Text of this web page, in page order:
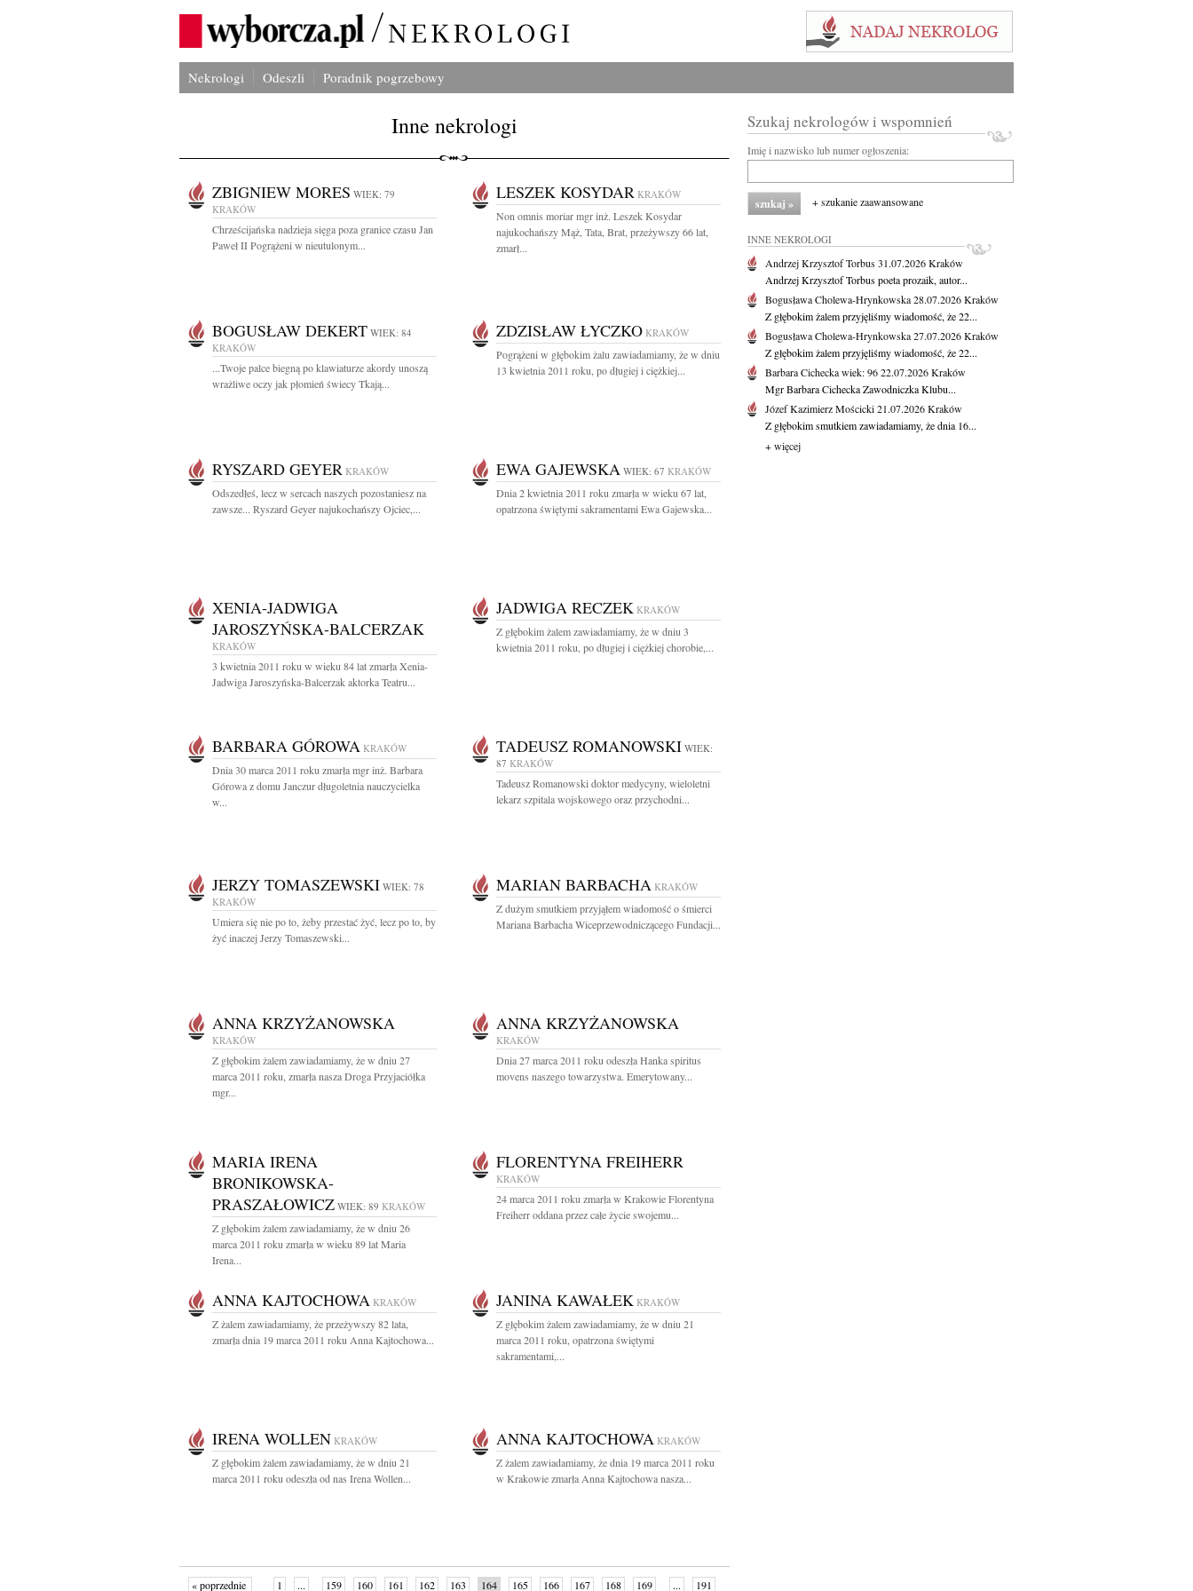
Nekrologi Odeszli Poradnik pogrzebowy
Inne nekrologi
ZBIGNIEW MORES WIEK: 79
KRAKÓW
Chrześcijańska nadzieja sięga poza granice czasu Jan
Paweł II Pogrążeni w nieutulonym...
LESZEK KOSYDAR KRAKÓW
Non omnis moriar mgr inż. Leszek Kosydar
najukochańszy Mąż, Tata, Brat, przeżywszy 66 lat,
zmarł...
BOGUSŁAW DEKERT WIEK: 84
KRAKÓW
...Twoje palce biegną po klawiaturze akordy unoszą
wrażliwe oczy jak płomień świecy Tkają...
ZDZISŁAW ŁYCZKO KRAKÓW
Pogrążeni w głębokim żalu zawiadamiamy, że w dniu
13 kwietnia 2011 roku, po długiej i ciężkiej...
RYSZARD GEYER KRAKÓW
Odszedłeś, lecz w sercach naszych pozostaniesz na
zawsze... Ryszard Geyer najukochańszy Ojciec,...
EWA GAJEWSKA WIEK: 67 KRAKÓW
Dnia 2 kwietnia 2011 roku zmarła w wieku 67 lat,
opatrzona świętymi sakramentami Ewa Gajewska...
XENIA-JADWIGA
JAROSZYŃSKA-BALCERZAK
KRAKÓW
3 kwietnia 2011 roku w wieku 84 lat zmarła Xenia-
Jadwiga Jaroszyńska-Balcerzak aktorka Teatru...
JADWIGA RECZEK KRAKÓW
Z głębokim żalem zawiadamiamy, że w dniu 3
kwietnia 2011 roku, po długiej i ciężkiej chorobie,...
BARBARA GÓROWA KRAKÓW
Dnia 30 marca 2011 roku zmarła mgr inż. Barbara
Górowa z domu Janczur długoletnia nauczycielka
w...
TADEUSZ ROMANOWSKI WIEK:
87 KRAKÓW
Tadeusz Romanowski doktor medycyny, wieloletni
lekarz szpitala wojskowego oraz przychodni...
JERZY TOMASZEWSKI WIEK: 78
KRAKÓW
Umiera się nie po to, żeby przestać żyć, lecz po to, by
żyć inaczej Jerzy Tomaszewski...
MARIAN BARBACHA KRAKÓW
Z dużym smutkiem przyjąłem wiadomość o śmierci
Mariana Barbacha Wiceprzewodniczącego Fundacji...
ANNA KRZYŻANOWSKA
KRAKÓW
Z głębokim żalem zawiadamiamy, że w dniu 27
marca 2011 roku, zmarła nasza Droga Przyjaciółka
mgr...
ANNA KRZYŻANOWSKA
KRAKÓW
Dnia 27 marca 2011 roku odeszła Hanka spiritus
movens naszego towarzystwa. Emerytowany...
MARIA IRENA
BRONIKOWSKA-
PRASZAŁOWICZ WIEK: 89 KRAKÓW
Z głębokim żalem zawiadamiamy, że w dniu 26
marca 2011 roku zmarła w wieku 89 lat Maria
Irena...
FLORENTYNA FREIHERR
KRAKÓW
24 marca 2011 roku zmarła w Krakowie Florentyna
Freiherr oddana przez całe życie swojemu...
ANNA KAJTOCHOWA KRAKÓW
Z żalem zawiadamiamy, że przeżywszy 82 lata,
zmarła dnia 19 marca 2011 roku Anna Kajtochowa...
JANINA KAWAŁEK KRAKÓW
Z głębokim żalem zawiadamiamy, że w dniu 21
marca 2011 roku, opatrzona świętymi
sakramentami,...
IRENA WOLLEN KRAKÓW
Z głębokim żalem zawiadamiamy, że w dniu 21
marca 2011 roku odeszła od nas Irena Wollen...
ANNA KAJTOCHOWA KRAKÓW
Z żalem zawiadamiamy, że dnia 19 marca 2011 roku
w Krakowie zmarła Anna Kajtochowa nasza...
« poprzednie 1 ... 159 160 161 162 163 164 165 166 167 168 169 ... 191
Szukaj nekrologów i wspomnień
Imię i nazwisko lub numer ogłoszenia:
+ szukanie zaawansowane
INNE NEKROLOGI
Andrzej Krzysztof Torbus31.07.2026Kraków
Andrzej Krzysztof Torbus poeta prozaik, autor...
Bogusława Cholewa-Hrynkowska28.07.2026Kraków
Z głębokim żalem przyjęliśmy wiadomość, że 22...
Bogusława Cholewa-Hrynkowska27.07.2026Kraków
Z głębokim żalem przyjęliśmy wiadomość, że 22...
Barbara Cicheckawiek: 9622.07.2026Kraków
Mgr Barbara Cichecka Zawodniczka Klubu...
Józef Kazimierz Mościcki21.07.2026Kraków
Z głębokim smutkiem zawiadamiamy, że dnia 16...
+ więcej